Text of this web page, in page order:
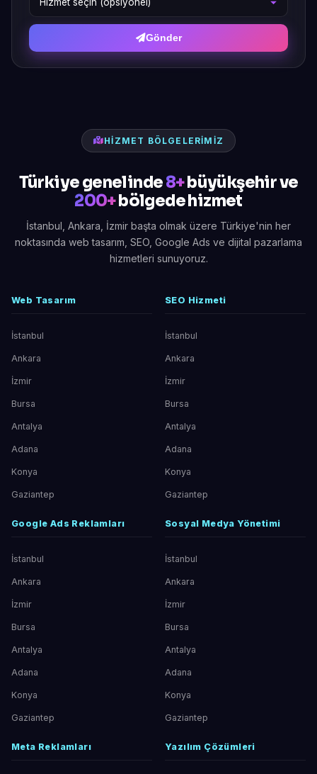
Gönder
HIZMET BÖLGELERIMIZ
Türkiye genelinde8+büyükşehir ve
200+bölgede hizmet
İstanbul, Ankara, İzmir başta olmak üzere Türkiye'nin her
noktasında web tasarım, SEO, Google Ads ve dijital pazarlama
hizmetleri sunuyoruz.
Web Tasarım
İstanbul
Ankara
İzmir
Bursa
Antalya
Adana
Konya
Gaziantep
SEO Hizmeti
İstanbul
Ankara
İzmir
Bursa
Antalya
Adana
Konya
Gaziantep
Google Ads Reklamları
İstanbul
Ankara
İzmir
Bursa
Antalya
Adana
Konya
Gaziantep
Sosyal Medya Yönetimi
İstanbul
Ankara
İzmir
Bursa
Antalya
Adana
Konya
Gaziantep
Meta Reklamları Yazılım Çözümleri